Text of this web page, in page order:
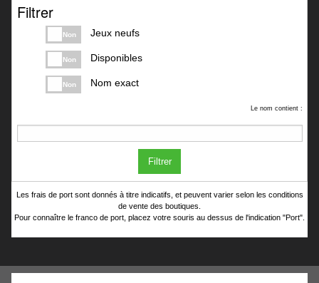
Filtrer
Non Jeux neufs
Non Disponibles
Non Nom exact
Le nom contient :
Filtrer
Les frais de port sont donnés à titre indicatifs, et peuvent varier selon les conditions
de vente des boutiques.
Pour connaître le franco de port, placez votre souris au dessus de l'indication "Port".